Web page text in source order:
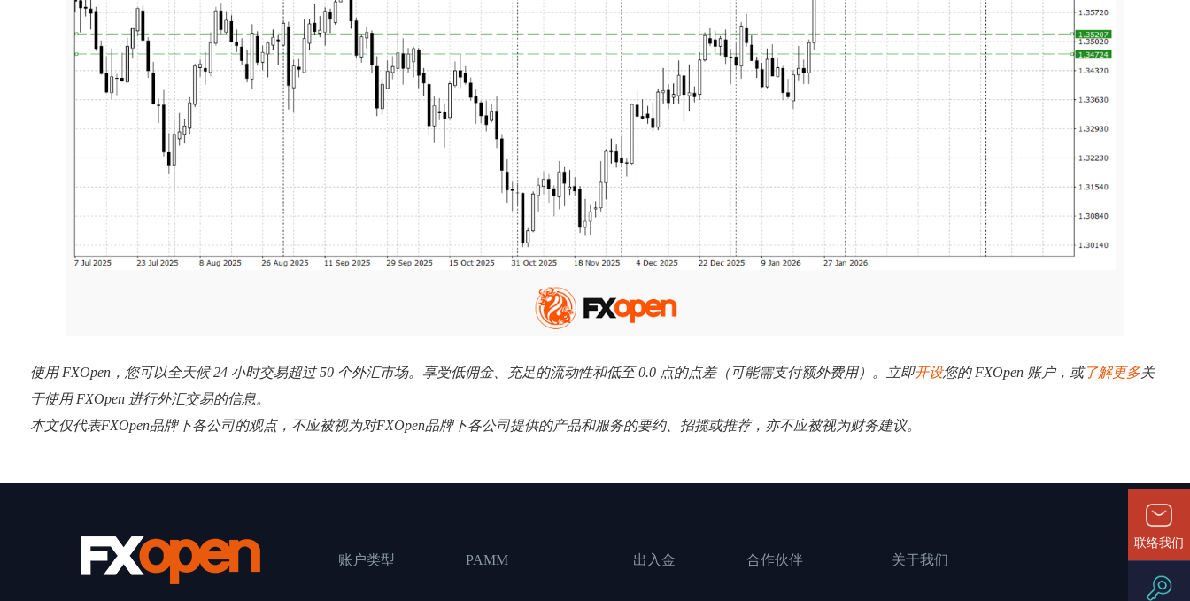
使用 FXOpen，您可以全天候 24 小时交易超过 50 个外汇市场。享受低佣金、充足的流动性和低至 0.0 点的点差（可能需支付额外费用）。立即开设您的 FXOpen 账户，或了解更多关
于使用 FXOpen 进行外汇交易的信息。
本文仅代表FXOpen品牌下各公司的观点，不应被视为对FXOpen品牌下各公司提供的产品和服务的要约、招揽或推荐，亦不应被视为财务建议。
账户类型 PAMM 出入金 合作伙伴 关于我们
联络我们